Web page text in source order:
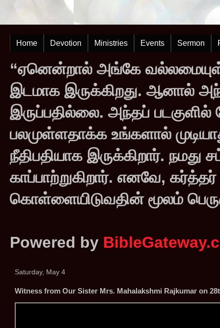
Home Devotion Ministries Events Sermon
“ஏனென்றால் அங்கே
இடமாக இருக்கிறது. ஆனால்
இருப்பதில்லை. அந்தப்
பலமுள்ளதாக்க உங்களால்
நீதிபதியாக இருக்கிறார்.
காப்பாற்றுகிறார். எனவே,
கொள்ளையிடுவதின் மூலம்
Powered by
Saturday, May 4
Witness from Our Sister Mrs. Mahalakshmi Rajkumar on